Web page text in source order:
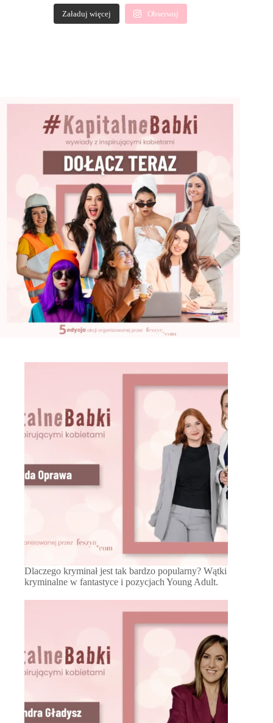
Załaduj więcej Obserwuj
Dlaczego kryminał jest tak bardzo popularny? Wątki
kryminalne w fantastyce i pozycjach Young Adult.